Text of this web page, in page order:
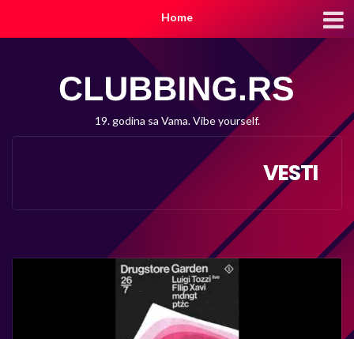
Home
19. godina sa Vama. Vibe yourself.
VESTI